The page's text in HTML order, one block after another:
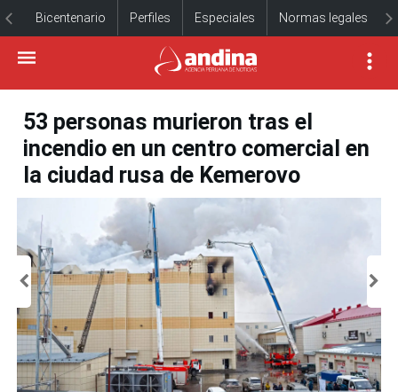
Bicentenario Perfiles Especiales Normas legales
53 personas murieron tras el
incendio en un centro comercial en
la ciudad rusa de Kemerovo